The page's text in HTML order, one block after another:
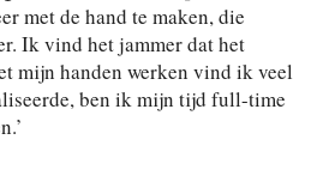
met de hand te maken, die
Ik vind het jammer dat het
mijn handen werken vind ik veel
ben ik mijn tijd full-time